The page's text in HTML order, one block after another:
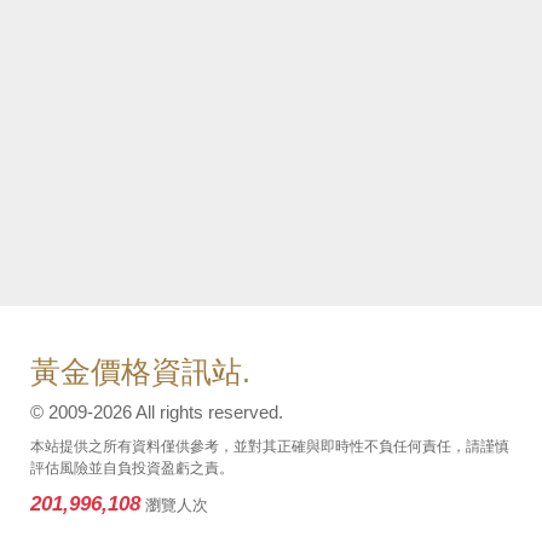
黃金價格資訊站.
© 2009-2026 All rights reserved.
本站提供之所有資料僅供參考，並對其正確與即時性不負任何責任，請謹慎
評估風險並自負投資盈虧之責。
201,996,108 瀏覽人次